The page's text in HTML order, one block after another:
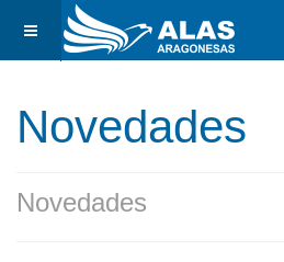
Novedades
Novedades